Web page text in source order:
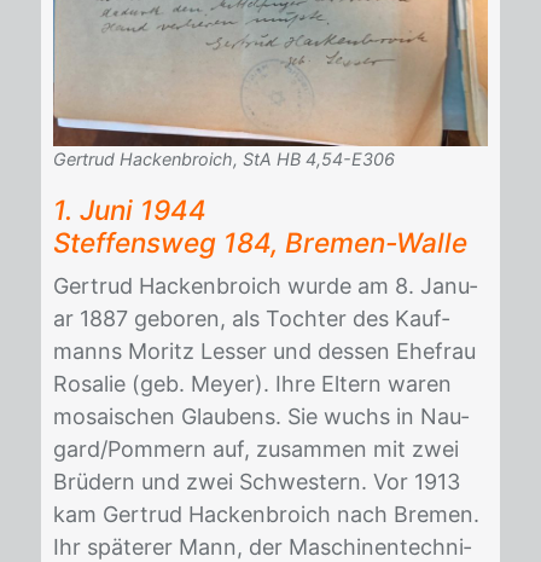
Gertrud Hackenbroich, StA HB 4,54-E306
1. Juni 1944
Stef­fens­weg 184, Bre­men-Wal­le
Ger­trud Ha­cken­broich wur­de am 8. Ja­nu­
ar 1887 ge­bo­ren, als Toch­ter des Kauf­
manns Mo­ritz Les­ser und des­sen Ehe­frau
Ro­sa­lie (geb. Mey­er). Ihre El­tern wa­ren
mo­sai­schen Glau­bens. Sie wuchs in Nau­
gard/​Pom­mern auf, zu­sam­men mit zwei
Brü­dern und zwei Schwes­tern. Vor 1913
kam Ger­trud Ha­cken­broich nach Bre­men.
Ihr spä­te­rer Mann, der Ma­schi­nen­tech­ni­